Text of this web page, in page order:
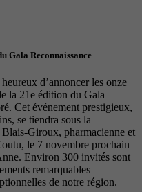
Gala Reconnaissance
d’annoncer les onze
la 21e édition du Gala
Cet événement prestigieux,
se tiendra sous la
Giroux, pharmacienne et
le 7 novembre prochain
Environ 300 invités sont
remarquables
de notre région.